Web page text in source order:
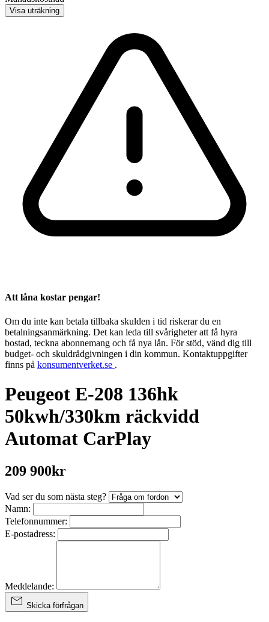
Visa uträkning
Att låna kostar pengar!
Om du inte kan betala tillbaka skulden i tid riskerar du en
betalningsanmärkning. Det kan leda till svårigheter att få hyra
bostad, teckna abonnemang och få nya lån. För stöd, vänd dig till
budget- och skuldrådgivningen i din kommun. Kontaktuppgifter
finns på konsumentverket.se .
Peugeot E-208 136hk
50kwh/330km räckvidd
Automat CarPlay
209 900kr
Vad ser du som nästa steg?
Namn:
Telefonnummer:
E-postadress:
Meddelande:
Skicka förfrågan